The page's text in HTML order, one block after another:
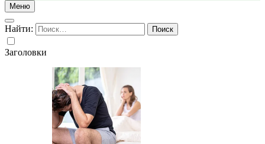
Меню
Найти:
Заголовки